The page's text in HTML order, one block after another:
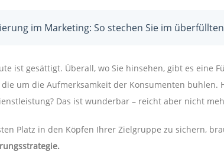
im Marketing: So stechen Sie im
ist gesättigt. Überall, wo Sie hinsehen, gibt es eine
um die Aufmerksamkeit der Konsumenten buhlen.
Das ist wunderbar – reicht aber nicht
Platz in den Köpfen Ihrer Zielgruppe zu sichern,